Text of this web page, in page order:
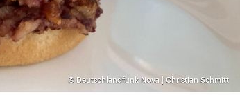
© Deutschlandfunk Nova | Christian Schmitt